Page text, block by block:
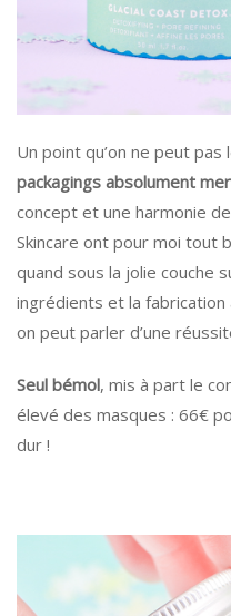
Un point qu’on ne peut
packagings absolument
concept et une harmonie
Skincare ont pour moi tout
quand sous la jolie couche
ingrédients et la fabrication
on peut parler d’une
Seul bémol, mis à part le
élevé des masques : 66€
dur !